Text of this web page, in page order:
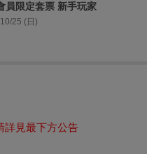
員限定套票 新手玩家
25 (日)
詳見最下方公告